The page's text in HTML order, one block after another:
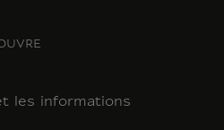
les informations